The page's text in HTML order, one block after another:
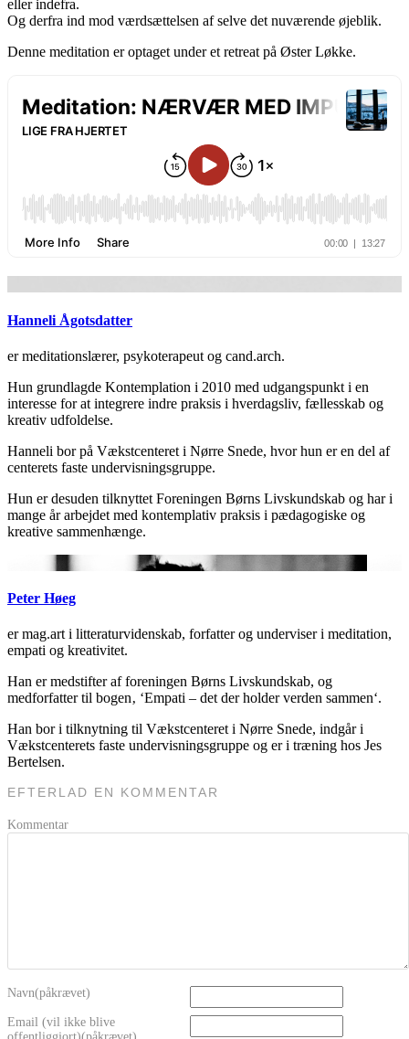
eller indefra.
Og derfra ind mod værdsættelsen af selve det nuværende øjeblik.
Denne meditation er optaget under et retreat på Øster Løkke.
Hanneli Ågotsdatter
er meditationslærer, psykoterapeut og cand.arch.
Hun grundlagde Kontemplation i 2010 med udgangspunkt i en
interesse for at integrere indre praksis i hverdagsliv, fællesskab og
kreativ udfoldelse.
Hanneli bor på Vækstcenteret i Nørre Snede, hvor hun er en del af
centerets faste undervisningsgruppe.
Hun er desuden tilknyttet Foreningen Børns Livskundskab og har i
mange år arbejdet med kontemplativ praksis i pædagogiske og
kreative sammenhænge.
Peter Høeg
er mag.art i litteraturvidenskab, forfatter og underviser i meditation,
empati og kreativitet.
Han er medstifter af foreningen Børns Livskundskab, og
medforfatter til bogen‚ ‘Empati – det der holder verden sammen‘.
Han bor i tilknytning til Vækstcenteret i Nørre Snede, indgår i
Vækstcenterets faste undervisningsgruppe og er i træning hos Jes
Bertelsen.
EFTERLAD EN KOMMENTAR
Kommentar
Navn(påkrævet)
Email (vil ikke blive